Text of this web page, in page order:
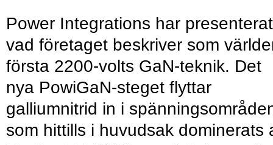
Power Integrations har presenterat
vad företaget beskriver som
första 2200-volts GaN-teknik. Det
nya PowiGaN-steget flyttar
galliumnitrid in i
som hittills i huvudsak dominerats